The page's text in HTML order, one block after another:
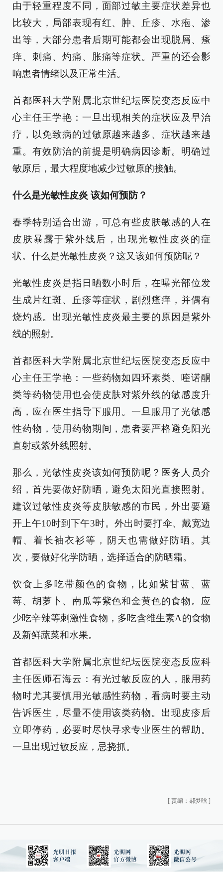
由于轻重程度不同，面部过敏主要症状差异也
比较大，局部表现有红、肿、丘疹、水疱、渗
出等，大部分患者后期可能都会出现脱屑、瘙
痒、刺痛、灼痛、胀痛等症状。严重的还会影
响患者情绪以及正常生活。
首都医科大学附属北京世纪坛医院变态反应中
心主任王学艳：一旦出现相关的症状应及早治
疗，以免致病的过敏原越来越多、症状越来越
重。有效防治的前提是明确病因诊断。明确过
敏原后，最大程度地减少过敏原的接触。
什么是光敏性皮炎 该如何预防？
春季特别适合出游，可总有些皮肤敏感的人在
皮肤暴露于紫外线后，出现光敏性皮炎的症
状。什么是光敏性皮炎？这又该如何预防呢？
光敏性皮炎是指日晒数小时后，在曝光部位发
生成片红斑、丘疹等症状，剧烈瘙痒，并偶有
烧灼感。出现光敏性皮炎最主要的原因是紫外
线的照射。
首都医科大学附属北京世纪坛医院变态反应中
心主任王学艳：一些药物如四环素类、喹诺酮
类等药物使用也会使皮肤对紫外线的敏感度升
高，应在医生指导下服用。一旦服用了光敏感
性药物，使用药物期间，患者要严格避免阳光
直射或紫外线照射。
那么，光敏性皮炎该如何预防呢？医务人员介
绍，首先要做好防晒，避免太阳光直接照射。
建议过敏性皮炎等皮肤敏感的市民，外出要避
开上午10时到下午3时。外出时要打伞、戴宽边
帽、着长袖衣衫等，阴天也需做好防晒。其
次，要做好化学防晒，选择适合的防晒霜。
饮食上多吃带颜色的食物，比如紫甘蓝、蓝
莓、胡萝卜、南瓜等紫色和金黄色的食物。应
少吃辛辣等刺激性食物，多吃含维生素A的食物
及新鲜蔬菜和水果。
首都医科大学附属北京世纪坛医院变态反应科
主任医师石海云：有光过敏反应的人，服用药
物时尤其要慎用光敏感性药物，看病时要主动
告诉医生，尽量不使用该类药物。出现皮疹后
立即停药，必要时尽快寻求专业医生的帮助。
一旦出现过敏反应，忌挠抓。
[ 责编：郝梦晗 ]